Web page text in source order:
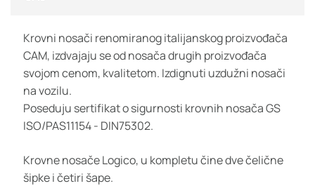
Krovni nosači renomiranog italijanskog proizvođača
CAM, izdvajaju se od nosača drugih proizvođača
svojom cenom, kvalitetom. Izdignuti uzdužni nosači
na vozilu.
Poseduju sertifikat o sigurnosti krovnih nosača GS
ISO/PAS11154 - DIN75302.
Krovne nosače Logico, u kompletu čine dve čelične
šipke i četiri šape.